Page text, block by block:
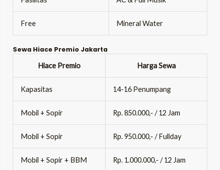
Free Mineral Water
Sewa Hiace Premio Jakarta
Hiace Premio Harga Sewa
Kapasitas 14-16 Penumpang
Mobil + Sopir Rp. 850.000,- / 12 Jam
Mobil + Sopir Rp. 950.000,- / Fullday
Mobil + Sopir + BBM Rp. 1.000.000,- / 12 Jam